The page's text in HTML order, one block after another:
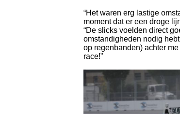
“Het waren erg lastige
moment dat er een droge
“De slicks voelden direct
omstandigheden nodig
op regenbanden) achter
race!”